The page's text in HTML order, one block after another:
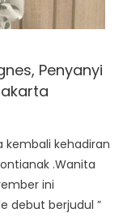
Penyanyi
kembali kehadiran
.Wanita
ini
debut berjudul ”